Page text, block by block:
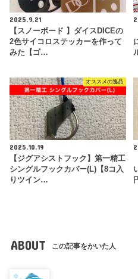
2025.9.21
【スノーボード 】ダイスDICEの
2色サイコロステッカーを作って
みた【ゴ…
オススメの逸品
2025.10.19
【ジグアシストフック】第一精工
シングルフックカバー(L)【8コ入
りツイン…
ABOUT この記事をかいた人